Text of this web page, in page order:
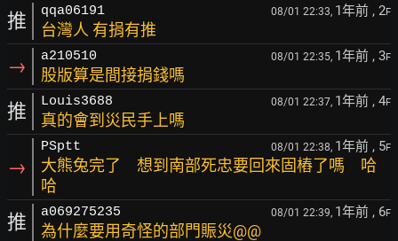
推 qqa06191 08/01 22:33, 1年前 , 2F
台灣人 有捐有推
→ a210510 08/01 22:35, 1年前 , 3F
股版算是間接捐錢嗎
推 Louis3688 08/01 22:37, 1年前 , 4F
真的會到災民手上嗎
→
PSptt 08/01 22:38, 1年前 , 5F
大熊兔完了 想到南部死忠要回來固樁了嗎 哈
哈
推 a069275235 08/01 22:39, 1年前 , 6F
為什麼要用奇怪的部門賑災@@